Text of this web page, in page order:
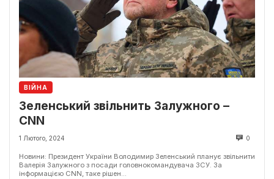
ВІЙНА
Зеленський звільнить Залужного –
CNN
1 Лютого, 2024 0
Новини: Президент України Володимир Зеленський планує звільнити
Валерія Залужного з посади головнокомандувача ЗСУ. За
інформацією CNN, таке рішен...